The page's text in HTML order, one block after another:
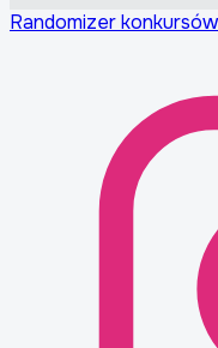
Randomizer